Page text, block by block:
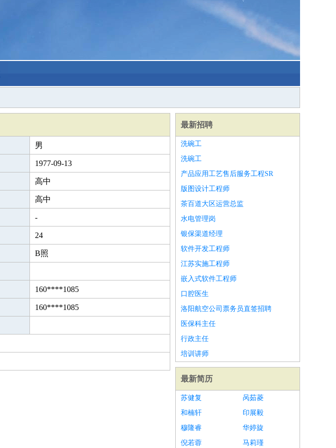
男
1977-09-13
高中
高中
-
24
B照
160****1085
160****1085
最新招聘
洗碗工
洗碗工
产品应用工艺售后服务工程SR
版图设计工程师
茶百道大区运营总监
水电管理岗
银保渠道经理
软件开发工程师
江苏实施工程师
嵌入式软件工程师
口腔医生
洛阳航空公司票务员直签招聘
医保科主任
行政主任
培训讲师
最新简历
苏健复
呙茹菱
和楠轩
印展毅
穆隆睿
华婷旋
倪若蓉
马莉瑾